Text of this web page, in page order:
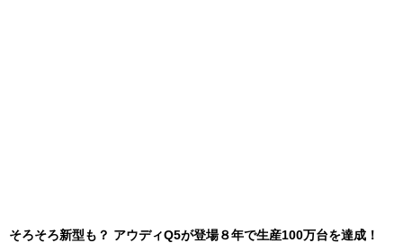
そろそろ新型も？ アウディQ5が登場８年で生産100万台を達成！